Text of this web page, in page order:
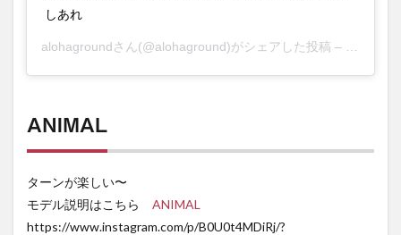
しあれ
alohagroundさん(@alohaground)がシェアした投稿 –
ANIMAL
ターンが楽しい〜
モデル説明はこちら ANIMAL
https://www.instagram.com/p/B0U0t4MDiRj/?